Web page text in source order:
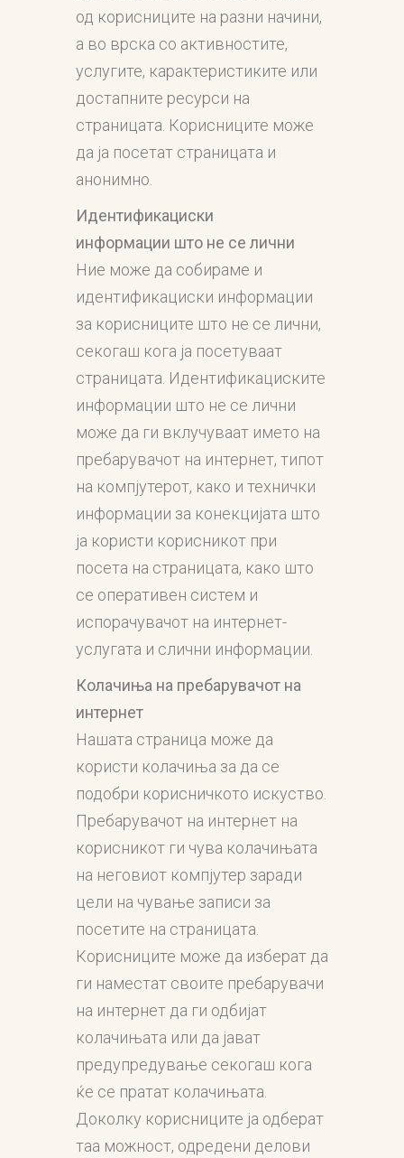
од корисниците на разни начини,
а во врска со активностите,
услугите, карактеристиките или
достапните ресурси на
страницата. Корисниците може
да ја посетат страницата и
анонимно.
Идентификациски
информации што не се лични
Ние може да собираме и
идентификациски информации
за корисниците што не се лични,
секогаш кога ја посетуваат
страницата. Идентификациските
информации што не се лични
може да ги вклучуваат името на
пребарувачот на интернет, типот
на компјутерот, како и технички
информации за конекцијата што
ја користи корисникот при
посета на страницата, како што
се оперативен систем и
испорачувачот на интернет-
услугата и слични информации.
Колачиња на пребарувачот на
интернет
Нашата страница може да
користи колачиња за да се
подобри корисничкото искуство.
Пребарувачот на интернет на
корисникот ги чува колачињата
на неговиот компјутер заради
цели на чување записи за
посетите на страницата.
Корисниците може да изберат да
ги наместат своите пребарувачи
на интернет да ги одбијат
колачињата или да јават
предупредување секогаш кога
ќе се пратат колачињата.
Доколку корисниците ја одберат
таа можност, одредени делови